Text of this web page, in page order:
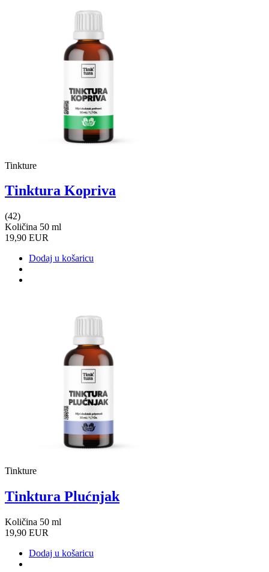
Tinkture
Tinktura Kopriva
(42)
Količina 50 ml
19,90 EUR
Dodaj u košaricu
Tinkture
Tinktura Plućnjak
Količina 50 ml
19,90 EUR
Dodaj u košaricu